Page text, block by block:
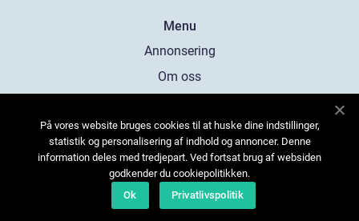
Menu
Annonsering
Om oss
Kontakta oss
Sitemap
På vores website bruges cookies til at huske dine indstillinger,
statistik og personalisering af indhold og annoncer. Denne
information deles med tredjepart. Ved fortsat brug af websiden
godkender du cookiepolitikken.
Ok
Privatlivspolitik